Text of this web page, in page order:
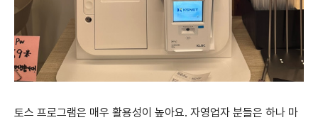
토스 프로그램은 매우 활용성이 높아요. 자영업자 분들은 하나 마